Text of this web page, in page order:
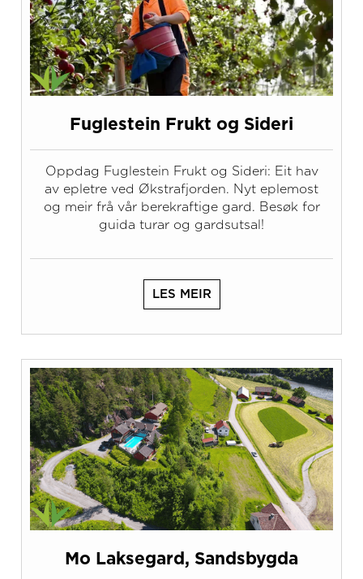
Fuglestein Frukt og Sideri
Oppdag Fuglestein Frukt og Sideri: Eit hav
av epletre ved Økstrafjorden. Nyt eplemost
og meir frå vår berekraftige gard. Besøk for
guida turar og gardsutsal!
LES MEIR
Mo Laksegard, Sandsbygda